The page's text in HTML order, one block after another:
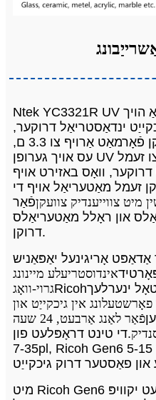
Ntek YC3321R UV כייבריד דרוקער איז אַ הויך
ינדאַסטריאַל דרוקער,
מיט אַ הינטער ברייט דרוקן פֿאָרמאַט אַרויף צו 3.3 ם,
עס אויך גערופן UV פלאַטבעד און זעמל צו זעמל
דרוקער, וואָס באזירט אויף UV פלאַטבעד דרוקער,
זעמל מאַטעריאַל אויף די
מיט צווייענדיק צוועקןפֿאַר
און ראָלל מאַטעריאַלס
דרוקן.
אַדאַפּט אָריגינעל יאַפּאַניש
אינדוסטריעלע מיינונג
גרוי-וואָגRicohינערלעך
פאָרשטעלונג אין גיכקייַט און
פֿאַר לאַנג אַרבעט, 24 שעה
.די טינט דראָפּלעט פון Ricoh Gen5 קאָפּ איז
7-35pl, Ricoh Gen6 קאָפּ איז 5-15pl, מיט אַ העכער
מיט Ricoh Gen6 קאָפּ, די דרוקער וועט יקוויפּ